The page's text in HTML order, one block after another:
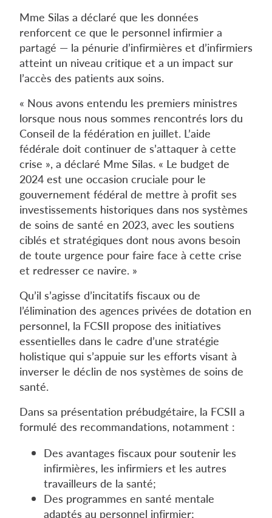
Mme Silas a déclaré que les données
renforcent ce que le personnel infirmier a
partagé — la pénurie d’infirmières et d’infirmiers
atteint un niveau critique et a un impact sur
l’accès des patients aux soins.
« Nous avons entendu les premiers ministres
lorsque nous nous sommes rencontrés lors du
Conseil de la fédération en juillet. L’aide
fédérale doit continuer de s’attaquer à cette
crise », a déclaré Mme Silas. « Le budget de
2024 est une occasion cruciale pour le
gouvernement fédéral de mettre à profit ses
investissements historiques dans nos systèmes
de soins de santé en 2023, avec les soutiens
ciblés et stratégiques dont nous avons besoin
de toute urgence pour faire face à cette crise
et redresser ce navire. »
Qu’il s’agisse d’incitatifs fiscaux ou de
l’élimination des agences privées de dotation en
personnel, la FCSII propose des initiatives
essentielles dans le cadre d’une stratégie
holistique qui s’appuie sur les efforts visant à
inverser le déclin de nos systèmes de soins de
santé.
Dans sa présentation prébudgétaire, la FCSII a
formulé des recommandations, notamment :
Des avantages fiscaux pour soutenir les
infirmières, les infirmiers et les autres
travailleurs de la santé;
Des programmes en santé mentale
adaptés au personnel infirmier;